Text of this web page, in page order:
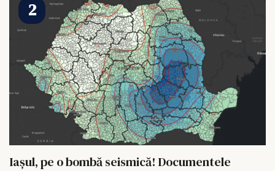
Iașul, pe o bombă seismică! Documentele